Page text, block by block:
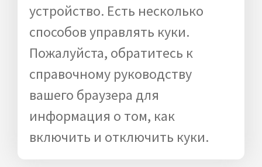
устройство. Есть несколько
способов управлять куки.
Пожалуйста, обратитесь к
справочному руководству
вашего браузера для
информация о том, как
включить и отключить куки.